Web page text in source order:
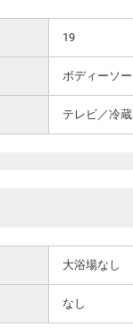
19
ボディーソ
テレビ／冷
大浴場なし
なし